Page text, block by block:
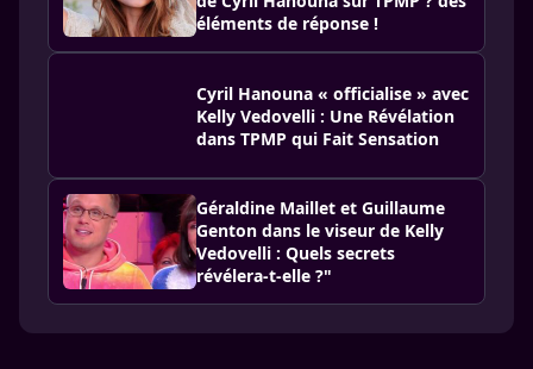
éléments de réponse !
Cyril Hanouna « officialise » avec
Kelly Vedovelli : Une Révélation
dans TPMP qui Fait Sensation
Géraldine Maillet et Guillaume
Genton dans le viseur de Kelly
Vedovelli : Quels secrets
révélera-t-elle ?"